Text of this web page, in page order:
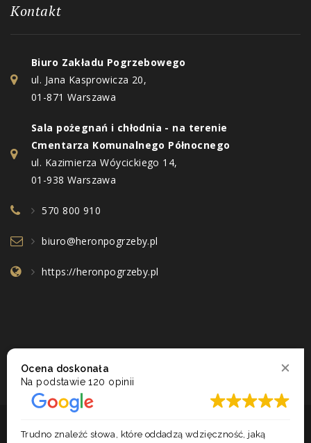
Kontakt
Biuro Zakładu Pogrzebowego
ul. Jana Kasprowicza 20,
01-871 Warszawa
Sala pożegnań i chłodnia - na terenie
Cmentarza Komunalnego Północnego
ul. Kazimierza Wóycickiego 14,
01-938 Warszawa
570 800 910
biuro@heronpogrzeby.pl
https://heronpogrzeby.pl
2017 - 2026 © ZAKŁAD POGRZEBOWY HERON. WSZELKIE PRAWA
Ocena doskonała
Na podstawie120 opinii
Trudno znaleźć słowa, które oddadzą wdzięczność, jaką